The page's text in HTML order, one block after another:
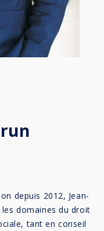
depuis 2012, Jean-
domaines du droit
tant en conseil